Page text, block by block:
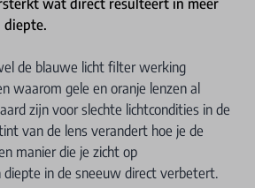
wat direct resulteert in meer
diepte.
de blauwe licht filter werking
waarom gele en oranje lenzen al
zijn voor slechte lichtcondities in de
van de lens verandert hoe je de
manier die je zicht op
in de sneeuw direct verbetert.